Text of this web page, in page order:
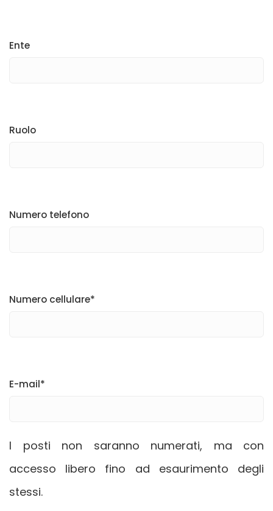
Ente
Ruolo
Numero telefono
Numero cellulare*
E-mail*
I posti non saranno numerati, ma con
accesso libero fino ad esaurimento degli
stessi.